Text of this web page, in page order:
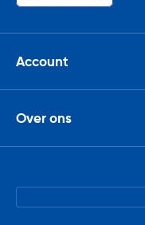
Account
Over ons